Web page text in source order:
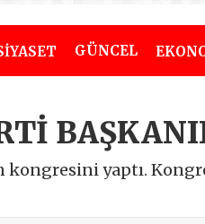
GÜNCEL
yaptı.